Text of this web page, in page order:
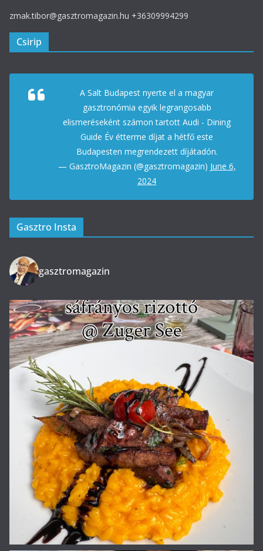
zmak.tibor@gasztromagazin.hu +36309994299
Csirip
A Salt Budapest nyerte el a magyar
gasztronómia egyik legrangosabb
elismeréseként számon tartott Audi - Dining
Guide Év étterme díjat a hétfő este
Budapesten megrendezett díjátadón.
— GasztroMagazin (@gasztromagazin) June 6,
2024
Gasztro Insta
gasztromagazin